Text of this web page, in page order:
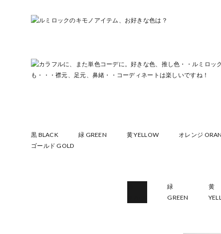
黒 BLACK 緑 GREEN 黄 YELLOW オレンジ
ゴールド GOLD
緑
GREEN
黄